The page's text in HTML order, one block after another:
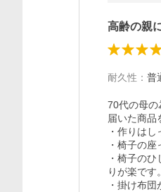
高齢の親
耐久性 ： 普
70代の母の
届いた商品
・作りはし
・椅子の
・椅子の
りが楽です。
・掛け布